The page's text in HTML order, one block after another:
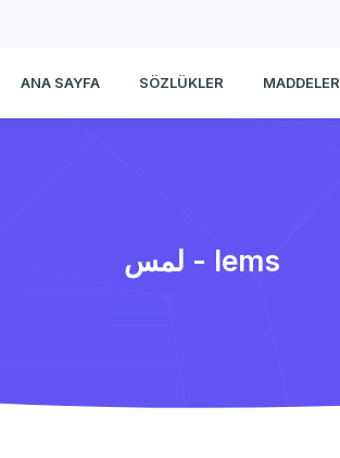
ANA SAYFA SÖZLÜKLER MADDELER
لمس - lems